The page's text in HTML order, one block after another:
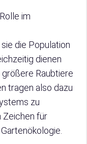
im
die Population
dienen
Raubtiere
tragen also dazu
zu
Zeichen für